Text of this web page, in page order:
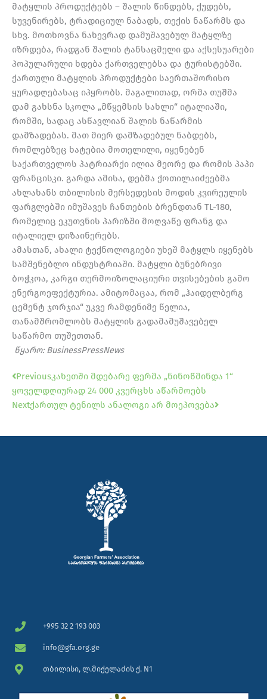
მატყლის პროდუქტებს – შალის წინდებს, ქუდებს,
სუვენირებს, ტრადიციულ ნაბადს, თექის ნაწარმს და
სხვ. მოთხოვნა ნახევრად დამუშავებულ მატყლზე
იზრდება, რადგან შალის ტანსაცმელი და აქსესუარები
პოპულარული ხდება ქართველებსა და ტურისტებში.
ქართული მატყლის პროდუქტები საერთაშორისო
ყურადღებასაც იპყრობს. მაგალითად, ორმა თუშმა
დამ გახსნა სკოლა „მწყემსის სახლი“ იტალიაში,
რომში, სადაც ასწავლიან შალის ნაწარმის
დამზადებას. მათ მიერ დამზადებულ ნაბდებს,
რომლებზეც ხატებია მოთელილი, იყენებენ
საქართველოს პატრიარქი ილია მეორე და რომის პაპი
ფრანცისკი. გარდა ამისა, დებმა ქოთილაიძეებმა
ახლახანს თბილისის მერსედესის მოდის კვირეულის
ფარგლებში იმუშავეს ჩანთების ბრენდთან TL-180,
რომელიც ეკუთვნის პარიზში მოღვაწე ფრანგ და
იტალიელ დიზაინერებს.
ამასთან, ახალი ტექნოლოგიები უხეშ მატყლს იყენებს
სამშენებლო ინდუსტრიაში. მატყლი ბუნებრივი
ბოჭკოა, კარგი თერმოიზოლაციური თვისებების გამო
ენერგოეფექტურია. ამიტომაცაა, რომ „ჰაიდელბერგ
ცემენტ ჯორჯია“ უკვე რამდენიმე წელია,
თანამშრომლობს მატყლის გადამამუშავებელ
საწარმო თუშეთთან.
წყარო: BusinessPressNews
Prev
Previousკახეთში მდებარე ფერმა „ნინოწმინდა 1“
ყოველდღიურად 24 000 კვერცხს აწარმოებს
Nextქართულ ტენილს ანალოგი არ მოეპოვება
Next
+995 32 2 193 003
info@gfa.org.ge
თბილისი, ლ.მიქელაძის ქ. N1